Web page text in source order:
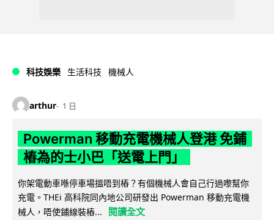
科技娛樂 生活科技 機械人
arthur 1 日
Powerman 移動充電機械人登港 免鋪
樁為的士小巴「送電上門」
你架電動車喺停車場搵唔到樁？有個機械人會自己行過嚟幫你
充電。THEi 高科院同內地公司研發出 Powerman 移動充電機
械人，唔使鋪線裝樁...
閱讀全文